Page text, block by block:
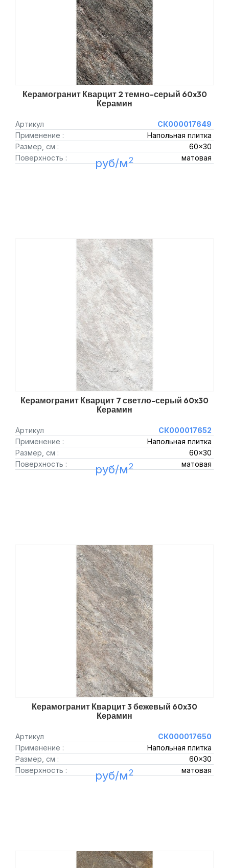
Керамогранит Кварцит 2 темно-серый 60x30
Керамин
Артикул
СК000017649
Применение :
Напольная плитка
Размер, см :
60x30
Поверхность :
матовая
руб/м2
Керамогранит Кварцит 7 светло-серый 60x30
Керамин
Артикул
СК000017652
Применение :
Напольная плитка
Размер, см :
60x30
Поверхность :
матовая
руб/м2
Керамогранит Кварцит 3 бежевый 60x30
Керамин
Артикул
СК000017650
Применение :
Напольная плитка
Размер, см :
60x30
Поверхность :
матовая
руб/м2